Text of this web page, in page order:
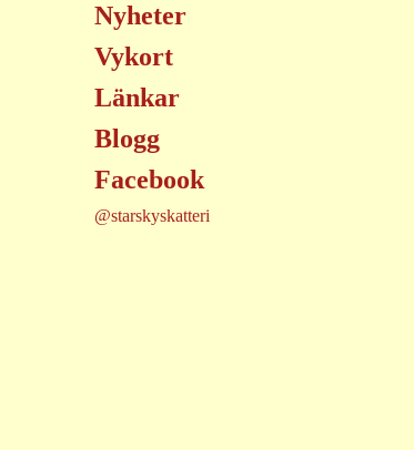
Nyheter
Vykort
Länkar
Blogg
Facebook
@starskyskatteri